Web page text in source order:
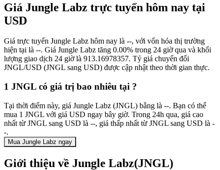
Giá Jungle Labz trực tuyến hôm nay tại
USD
Giá trực tuyến Jungle Labz hôm nay là --, với vốn hóa thị trường
hiện tại là --. Giá Jungle Labz tăng 0.00% trong 24 giờ qua và khối
lượng giao dịch 24 giờ là 913.16978357. Tỷ giá chuyển đổi
JNGL/USD (JNGL sang USD) được cập nhật theo thời gian thực.
1 JNGL có giá trị bao nhiêu tại ?
Tại thời điểm này, giá Jungle Labz (JNGL) bằng là --. Bạn có thể
mua 1 JNGL với giá USD ngay bây giờ. Trong 24h qua, giá cao
nhất từ JNGL sang USD là --, giá thấp nhất từ JNGL sang USD là -
-.
Mua Jungle Labz ngay
Giới thiệu về Jungle Labz(JNGL)